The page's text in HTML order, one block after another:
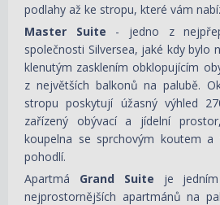
podlahy až ke stropu, které vám
Master Suite - jedno z
společnosti Silversea, jaké kdy bylo
klenutým zasklením obklopujícím
z největších balkonů na palubě.
stropu poskytují úžasný výhled
zařízený obývací a jídelní
koupelna se sprchovým koutem
pohodlí.
Apartmá Grand Suite je
nejprostornějších apartmánů na